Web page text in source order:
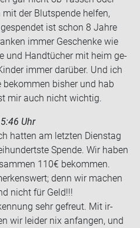
der Blut­spen­de hel­fen,
ist schon 8 Jahre
immer Ge­schen­ke wie
und Hand­tü­cher mit heim ge­
immer dar­über. Und ich
bis­her und hab
mir auch nicht wich­tig.
Uhr
hat­ten am letz­ten Diens­tag
Spen­de. Wir haben
110€ be­kom­men.
denn wir ma­chen
nicht für Geld!!!
sehr ge­freut. Mit ir­
wir lei­der nix an­fan­gen, und